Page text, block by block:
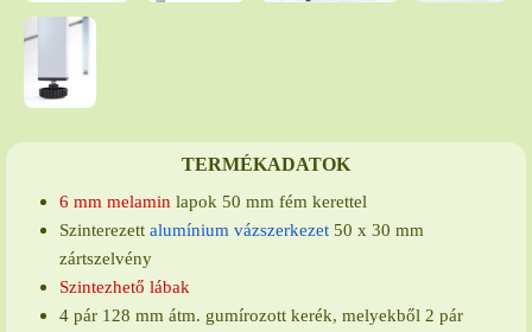
TERMÉKADATOK
6 mm melamin lapok 50 mm fém kerettel
Szinterezett alumínium vázszerkezet 50 x 30 mm
zártszelvény
Szintezhető lábak
4 pár 128 mm átm. gumírozott kerék, melyekből 2 pár